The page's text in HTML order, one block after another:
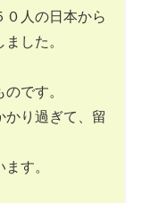
０人の日本から
した。
です。
かり過ぎて、留
す。